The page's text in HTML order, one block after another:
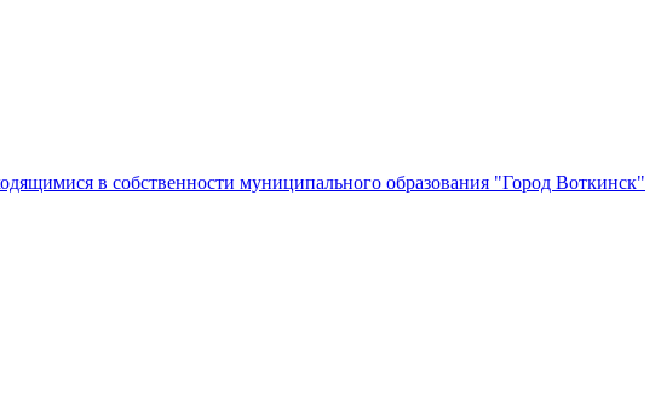
в собственности муниципального образования "Город Воткинск"